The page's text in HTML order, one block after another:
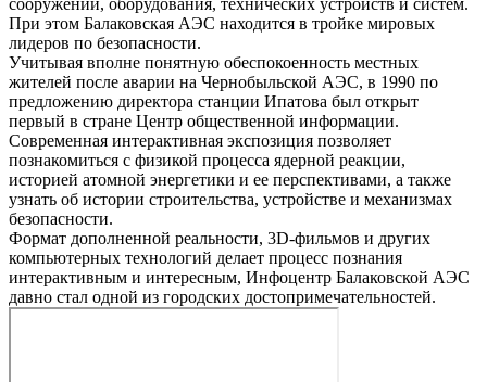
сооружений, оборудования, технических устройств и систем.
При этом Балаковская АЭС находится в тройке мировых
лидеров по безопасности.
Учитывая вполне понятную обеспокоенность местных
жителей после аварии на Чернобыльской АЭС, в 1990 по
предложению директора станции Ипатова был открыт
первый в стране Центр общественной информации.
Современная интерактивная экспозиция позволяет
познакомиться с физикой процесса ядерной реакции,
историей атомной энергетики и ее перспективами, а также
узнать об истории строительства, устройстве и механизмах
безопасности.
Формат дополненной реальности, 3D-фильмов и других
компьютерных технологий делает процесс познания
интерактивным и интересным, Инфоцентр Балаковской АЭС
давно стал одной из городских достопримечательностей.